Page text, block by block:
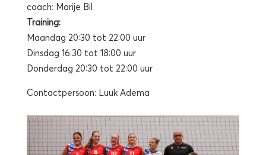
coach: Marije Bil
Training:
Maandag 20:30 tot 22:00 uur
Dinsdag 16:30 tot 18:00 uur
Donderdag 20:30 tot 22:00 uur
Contactpersoon: Luuk Adema